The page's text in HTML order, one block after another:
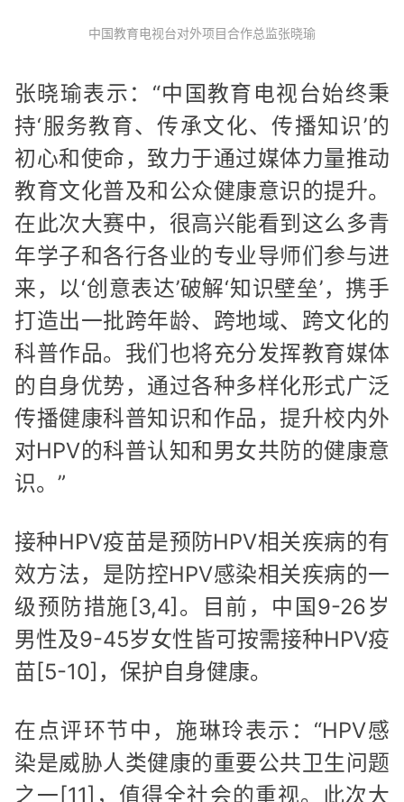
中国教育电视台对外项目合作总监张晓瑜
张晓瑜表示：“中国教育电视台始终秉
持‘服务教育、传承文化、传播知识’的
初心和使命，致力于通过媒体力量推动
教育文化普及和公众健康意识的提升。
在此次大赛中，很高兴能看到这么多青
年学子和各行各业的专业导师们参与进
来，以‘创意表达’破解‘知识壁垒’，携手
打造出一批跨年龄、跨地域、跨文化的
科普作品。我们也将充分发挥教育媒体
的自身优势，通过各种多样化形式广泛
传播健康科普知识和作品，提升校内外
对HPV的科普认知和男女共防的健康意
识。”
接种HPV疫苗是预防HPV相关疾病的有
效方法，是防控HPV感染相关疾病的一
级预防措施[3,4]。目前，中国9-26岁
男性及9-45岁女性皆可按需接种HPV疫
苗[5-10]，保护自身健康。
在点评环节中，施琳玲表示：“HPV感
染是威胁人类健康的重要公共卫生问题
之一[11]，值得全社会的重视。此次大